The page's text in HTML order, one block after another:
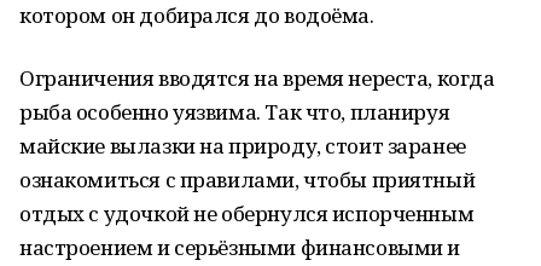
котором он добирался до водоёма.
Ограничения вводятся на время нереста, когда
рыба особенно уязвима. Так что, планируя
майские вылазки на природу, стоит заранее
ознакомиться с правилами, чтобы приятный
отдых с удочкой не обернулся испорченным
настроением и серьёзными финансовыми и